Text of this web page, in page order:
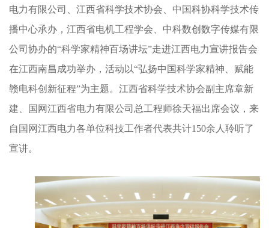
电力有限公司、江西省科学技术协会、中国科协科学技术传
播中心承办，江西省电机工程学会、中科数创数字传媒有限
公司协办的“科学家精神百场讲坛”走进江西电力宣讲报告会
在江西南昌成功举办，活动以“弘扬中国科学家精神、赋能
赣电科创新征程”为主题。江西省科学技术协会副主席章新
建、国网江西省电力有限公司总工程师徐天福出席会议，来
自国网江西电力各单位科技工作者代表共计150余人聆听了
宣讲。